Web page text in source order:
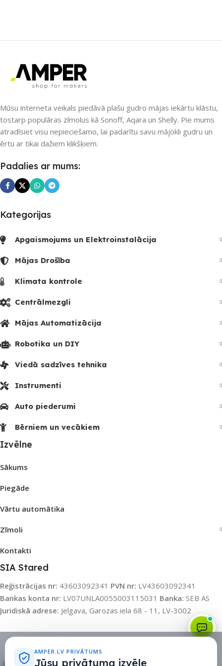
RF raidītājs
PIEEJAMS UZREIZ Jā
UZREIZ PIEEJAMAIS
SKAITS
RF uztvērējs,Wi-Fi
PIEEJAMS UZREIZ
Mūsu interneta veikals piedāvā plašu gudro mājas iekārtu klāstu,
tostarp populāras zīmolus kā Sonoff, Aqara un Shelly. Pie mums
atradīsiet visu nepieciešamo, lai padarītu savu mājokli gudru un
ērtu ar tikai dažiem klikšķiem.
Padalies ar mums:
Kategorijas
Apgaismojums un Elektroinstalācija
Mājas Drošība
Klimata kontrole
Centrālmezgli
Mājas Automatizācija
Robotika un DIY
Viedā sadzīves tehnika
Instrumenti
Auto piederumi
Bērniem un vecākiem
Izvēlne
Sākums
Piegāde
Vārtu automātika
Zīmoli
Kontakti
SIA Stared
Reģistrācijas nr: 43603092341 PVN nr: LV43603092341
Bankas konta nr: LV07UNLA0055003115031 Banka: SEB AS
Juridiskā adrese: Jelgava, Garozas iela 68 - 11, LV-3002
AMPER.LV PRIVĀTUMS
Jūsu privātuma izvēle